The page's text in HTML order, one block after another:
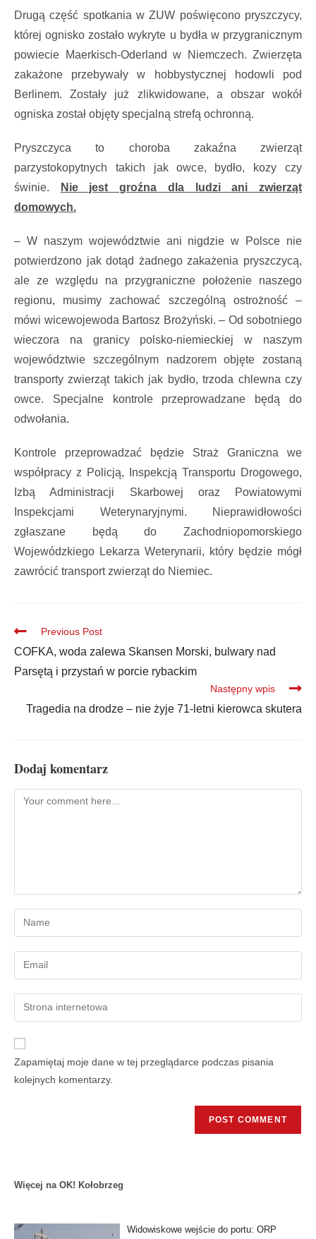
Drugą część spotkania w ZUW poświęcono pryszczycy,
której ognisko zostało wykryte u bydła w przygranicznym
powiecie Maerkisch-Oderland w Niemczech. Zwierzęta
zakażone przebywały w hobbystycznej hodowli pod
Berlinem. Zostały już zlikwidowane, a obszar wokół
ogniska został objęty specjalną strefą ochronną.
Pryszczyca to choroba zakaźna zwierząt
parzystokopytnych takich jak owce, bydło, kozy czy
świnie.
Nie jest groźna dla ludzi ani zwierząt
domowych.
– W naszym województwie ani nigdzie w Polsce nie
potwierdzono jak dotąd żadnego zakażenia pryszczycą,
ale ze względu na przygraniczne położenie naszego
regionu, musimy zachować szczególną ostrożność –
mówi wicewojewoda Bartosz Brożyński. – Od sobotniego
wieczora na granicy polsko-niemieckiej w naszym
województwie szczególnym nadzorem objęte zostaną
transporty zwierząt takich jak bydło, trzoda chlewna czy
owce. Specjalne kontrole przeprowadzane będą do
odwołania.
Kontrole przeprowadzać będzie Straż Graniczna we
współpracy z Policją, Inspekcją Transportu Drogowego,
Izbą Administracji Skarbowej oraz Powiatowymi
Inspekcjami Weterynaryjnymi. Nieprawidłowości
zgłaszane będą do Zachodniopomorskiego
Wojewódzkiego Lekarza Weterynarii, który będzie mógł
zawrócić transport zwierząt do Niemiec.
Previous Post
COFKA, woda zalewa Skansen Morski, bulwary nad
Parsętą i przystań w porcie rybackim
Następny wpis
Tragedia na drodze – nie żyje 71-letni kierowca skutera
Dodaj komentarz
Zapamiętaj moje dane w tej przeglądarce podczas pisania
kolejnych komentarzy.
Więcej na OK! Kołobrzeg
Widowiskowe wejście do portu: ORP